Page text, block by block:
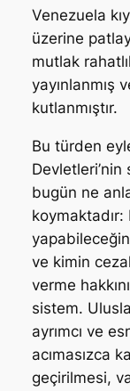
Venezuela
üzerine
mutlak
yayınlanmış
kutlanmıştır.
Bu türden
Devletleri’nin
bugün ne
ve kimin
verme
sistem.
ayrımcı ve
acımasızca
geçirilmesi,